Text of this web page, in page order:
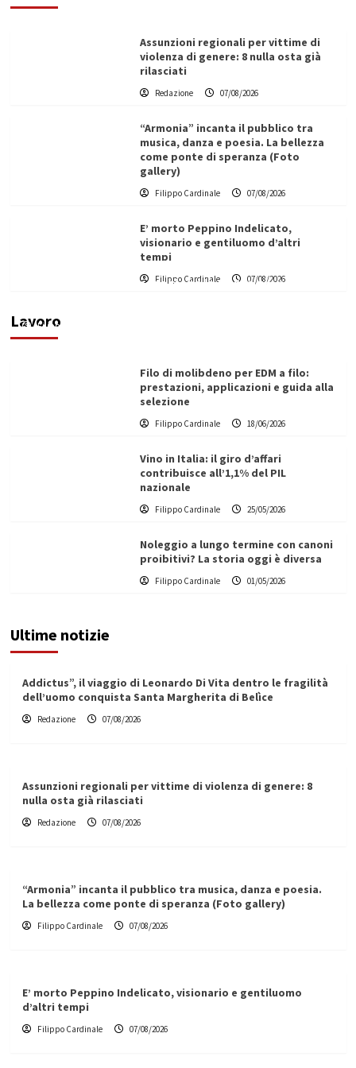
Assunzioni regionali per vittime di
violenza di genere: 8 nulla osta già
rilasciati
Redazione 07/08/2026
“Armonia” incanta il pubblico tra
musica, danza e poesia. La bellezza
come ponte di speranza (Foto
gallery)
Filippo Cardinale 07/08/2026
E’ morto Peppino Indelicato,
visionario e gentiluomo d’altri
tempi
Filippo Cardinale 07/08/2026
Lavoro
L’ingegnere saccense Buscarnera partner chiave
di un progetto transnazionale per la transizione
Filippo Cardinale
Filo di molibdeno per EDM a filo:
prestazioni, applicazioni e guida alla
selezione
Filippo Cardinale 18/06/2026
Vino in Italia: il giro d’affari
contribuisce all’1,1% del PIL
nazionale
Filippo Cardinale 25/05/2026
Noleggio a lungo termine con canoni
proibitivi? La storia oggi è diversa
Filippo Cardinale 01/05/2026
Ultime notizie
Addictus”, il viaggio di Leonardo Di Vita dentro le fragilità
dell’uomo conquista Santa Margherita di Belìce
Redazione 07/08/2026
Assunzioni regionali per vittime di violenza di genere: 8
nulla osta già rilasciati
Redazione 07/08/2026
“Armonia” incanta il pubblico tra musica, danza e poesia.
La bellezza come ponte di speranza (Foto gallery)
Filippo Cardinale 07/08/2026
E’ morto Peppino Indelicato, visionario e gentiluomo
d’altri tempi
Filippo Cardinale 07/08/2026